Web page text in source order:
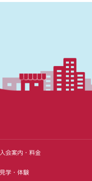
入会案内・料金
見学・体験